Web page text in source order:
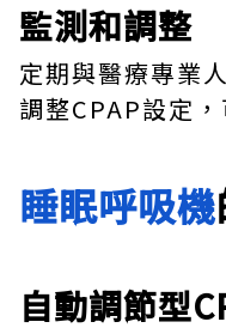
監測和調整
定期與醫療專業
調整CPAP設定
睡眠呼吸機
自動調節型